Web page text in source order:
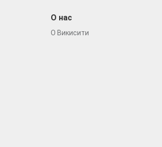
О нас
О Викисити